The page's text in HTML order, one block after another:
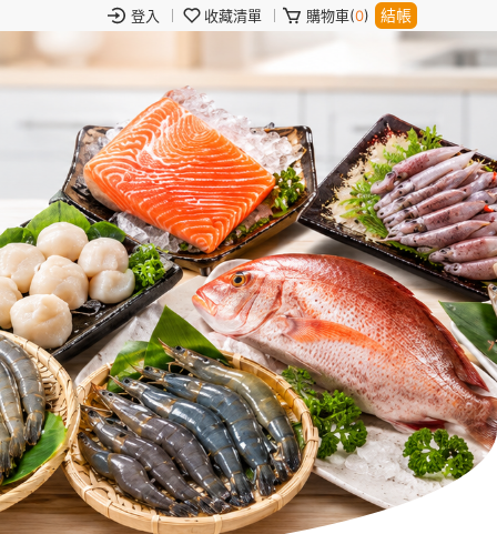
登入 收藏清單 購物車(0) 結帳